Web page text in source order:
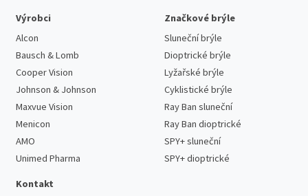
Výrobci
Alcon
Bausch & Lomb
Cooper Vision
Johnson & Johnson
Maxvue Vision
Menicon
AMO
Unimed Pharma
Značkové brýle
Sluneční brýle
Dioptrické brýle
Lyžařské brýle
Cyklistické brýle
Ray Ban sluneční
Ray Ban dioptrické
SPY+ sluneční
SPY+ dioptrické
Kontakt